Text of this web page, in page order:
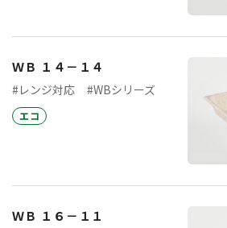
ＷＢ １４－１４
#レンジ対応 #WBシリーズ
エコ
ＷＢ １６－１１